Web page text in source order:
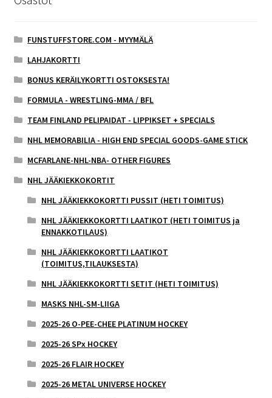
FUNSTUFFSTORE.COM - MYYMÄLÄ
LAHJAKORTTI
BONUS KERÄILYKORTTI OSTOKSESTA!
FORMULA - WRESTLING-MMA / BFL
TEAM FINLAND PELIPAIDAT - LIPPIKSET + SPECIALS
NHL MEMORABILIA - HIGH END SPECIAL GOODS-GAME STICK
MCFARLANE-NHL-NBA- OTHER FIGURES
NHL JÄÄKIEKKOKORTIT
NHL JÄÄKIEKKOKORTTI PUSSIT (HETI TOIMITUS)
NHL JÄÄKIEKKOKORTTI LAATIKOT (HETI TOIMITUS ja
ENNAKKOTILAUS)
NHL JÄÄKIEKKOKORTTI LAATIKOT
(TOIMITUS,TILAUKSESTA)
NHL JÄÄKIEKKOKORTTI SETIT (HETI TOIMITUS)
MASKS NHL-SM-LIIGA
2025-26 O-PEE-CHEE PLATINUM HOCKEY
2025-26 SPx HOCKEY
2025-26 FLAIR HOCKEY
2025-26 METAL UNIVERSE HOCKEY